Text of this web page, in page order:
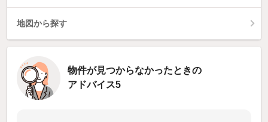
地図から探す
物件が見つからなかったときの
アドバイス5